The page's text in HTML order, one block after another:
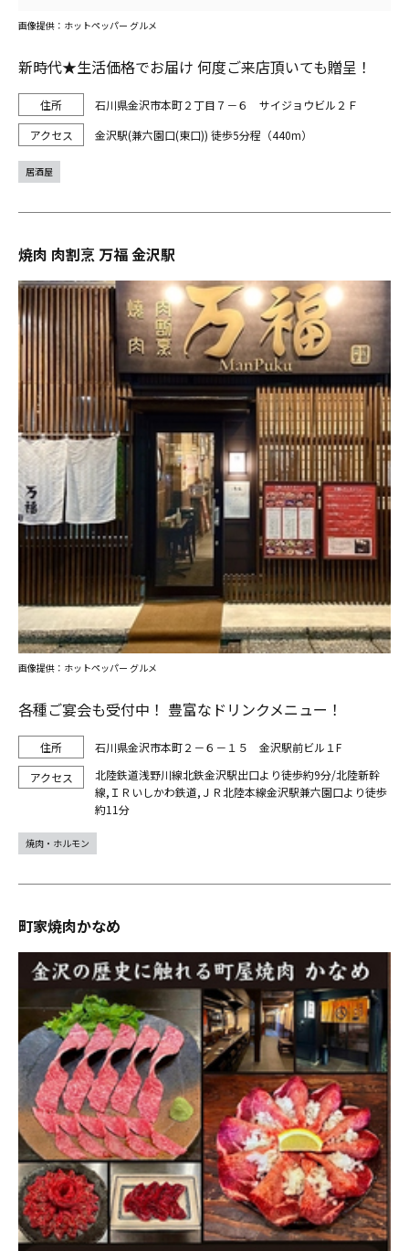
新時代★生活価格でお届け 何度ご来店頂いても贈呈！
石川県金沢市本町２丁目７－６ サイジョウビル２Ｆ
金沢駅(兼六園口(東口)) 徒歩5分程（440m）
画像提供：ホットペッパー グルメ
居酒屋
焼肉 肉割烹 万福 金沢駅
各種ご宴会も受付中！ 豊富なドリンクメニュー！
石川県金沢市本町２－６－１５ 金沢駅前ビル１F
北陸鉄道浅野川線北鉄金沢駅出口より徒歩約9分/北陸新幹
線,ＩＲいしかわ鉄道,ＪＲ北陸本線金沢駅兼六園口より徒歩
約11分
画像提供：ホットペッパー グルメ
焼肉・ホルモン
町家焼肉かなめ